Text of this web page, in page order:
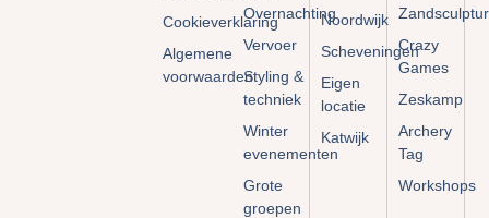
Crazy
Games
Zeskamp
Archery
Tag
Workshops
Noordwijk
Scheveningen
Eigen
locatie
Katwijk
Overnachting
Vervoer
Styling &
techniek
Winter
evenementen
Grote
groepen
Cookieverklaring
Algemene
voorwaarden